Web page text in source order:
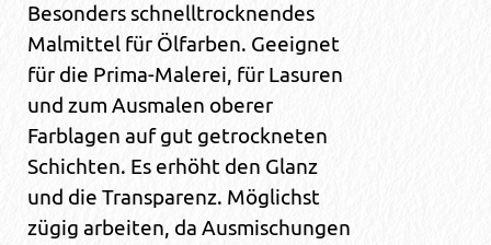
Besonders schnelltrocknendes
Malmittel für Ölfarben. Geeignet
für die Prima-Malerei, für Lasuren
und zum Ausmalen oberer
Farblagen auf gut getrockneten
Schichten. Es erhöht den Glanz
und die Transparenz. Möglichst
zügig arbeiten, da Ausmischungen